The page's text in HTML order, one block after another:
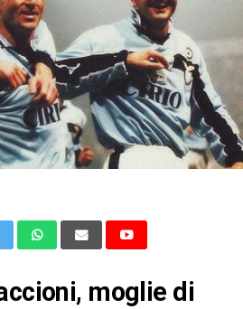
moglie di